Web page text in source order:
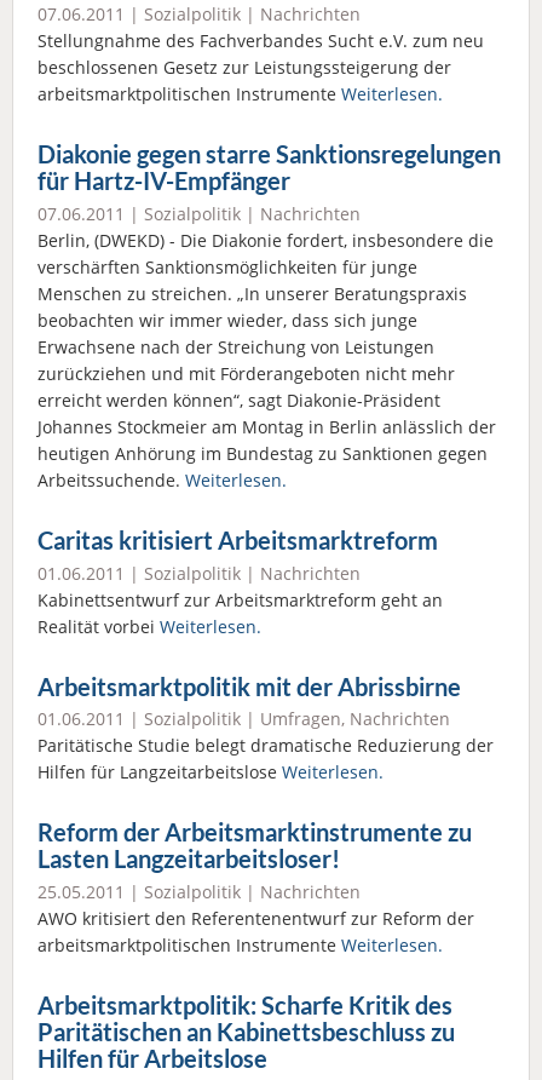
07.06.2011 | Sozialpolitik | Nachrichten
Stellungnahme des Fachverbandes Sucht e.V. zum neu
beschlossenen Gesetz zur Leistungssteigerung der
arbeitsmarktpolitischen Instrumente Weiterlesen.
Diakonie gegen starre Sanktionsregelungen
für Hartz-IV-Empfänger
07.06.2011 | Sozialpolitik | Nachrichten
Berlin, (DWEKD) - Die Diakonie fordert, insbesondere die
verschärften Sanktionsmöglichkeiten für junge
Menschen zu streichen. „In unserer Beratungspraxis
beobachten wir immer wieder, dass sich junge
Erwachsene nach der Streichung von Leistungen
zurückziehen und mit Förderangeboten nicht mehr
erreicht werden können“, sagt Diakonie-Präsident
Johannes Stockmeier am Montag in Berlin anlässlich der
heutigen Anhörung im Bundestag zu Sanktionen gegen
Arbeitssuchende. Weiterlesen.
Caritas kritisiert Arbeitsmarktreform
01.06.2011 | Sozialpolitik | Nachrichten
Kabinettsentwurf zur Arbeitsmarktreform geht an
Realität vorbei Weiterlesen.
Arbeitsmarktpolitik mit der Abrissbirne
01.06.2011 | Sozialpolitik | Umfragen, Nachrichten
Paritätische Studie belegt dramatische Reduzierung der
Hilfen für Langzeitarbeitslose Weiterlesen.
Reform der Arbeitsmarktinstrumente zu
Lasten Langzeitarbeitsloser!
25.05.2011 | Sozialpolitik | Nachrichten
AWO kritisiert den Referentenentwurf zur Reform der
arbeitsmarktpolitischen Instrumente Weiterlesen.
Arbeitsmarktpolitik: Scharfe Kritik des
Paritätischen an Kabinettsbeschluss zu
Hilfen für Arbeitslose